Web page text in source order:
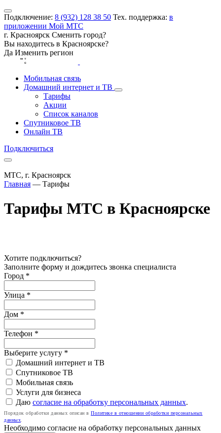
Подключение: 8 (932) 128 38 50 Тех. поддержка: в
приложении Мой МТС
г. Красноярск Сменить город?
Вы находитесь в Красноярске?
Да Изменить регион
Мобильная связь
Домашний интернет и ТВ
Тарифы
Акции
Список каналов
Спутниковое ТВ
Онлайн ТВ
Подключиться
МТС, г. Красноярск
Главная — Тарифы
Тарифы МТС в Красноярске
Хотите подключиться?
Заполните форму и дождитесь звонка специалиста
Город *
Улица *
Дом *
Телефон *
Выберите услугу *
Домашний интернет и ТВ
Спутниковое ТВ
Мобильная связь
Услуги для бизнеса
Даю согласие на обработку персональных данных.
Порядок обработки данных описан в Политике в отношении обработки персональных
данных.
Необходимо согласие на обработку персональных данных